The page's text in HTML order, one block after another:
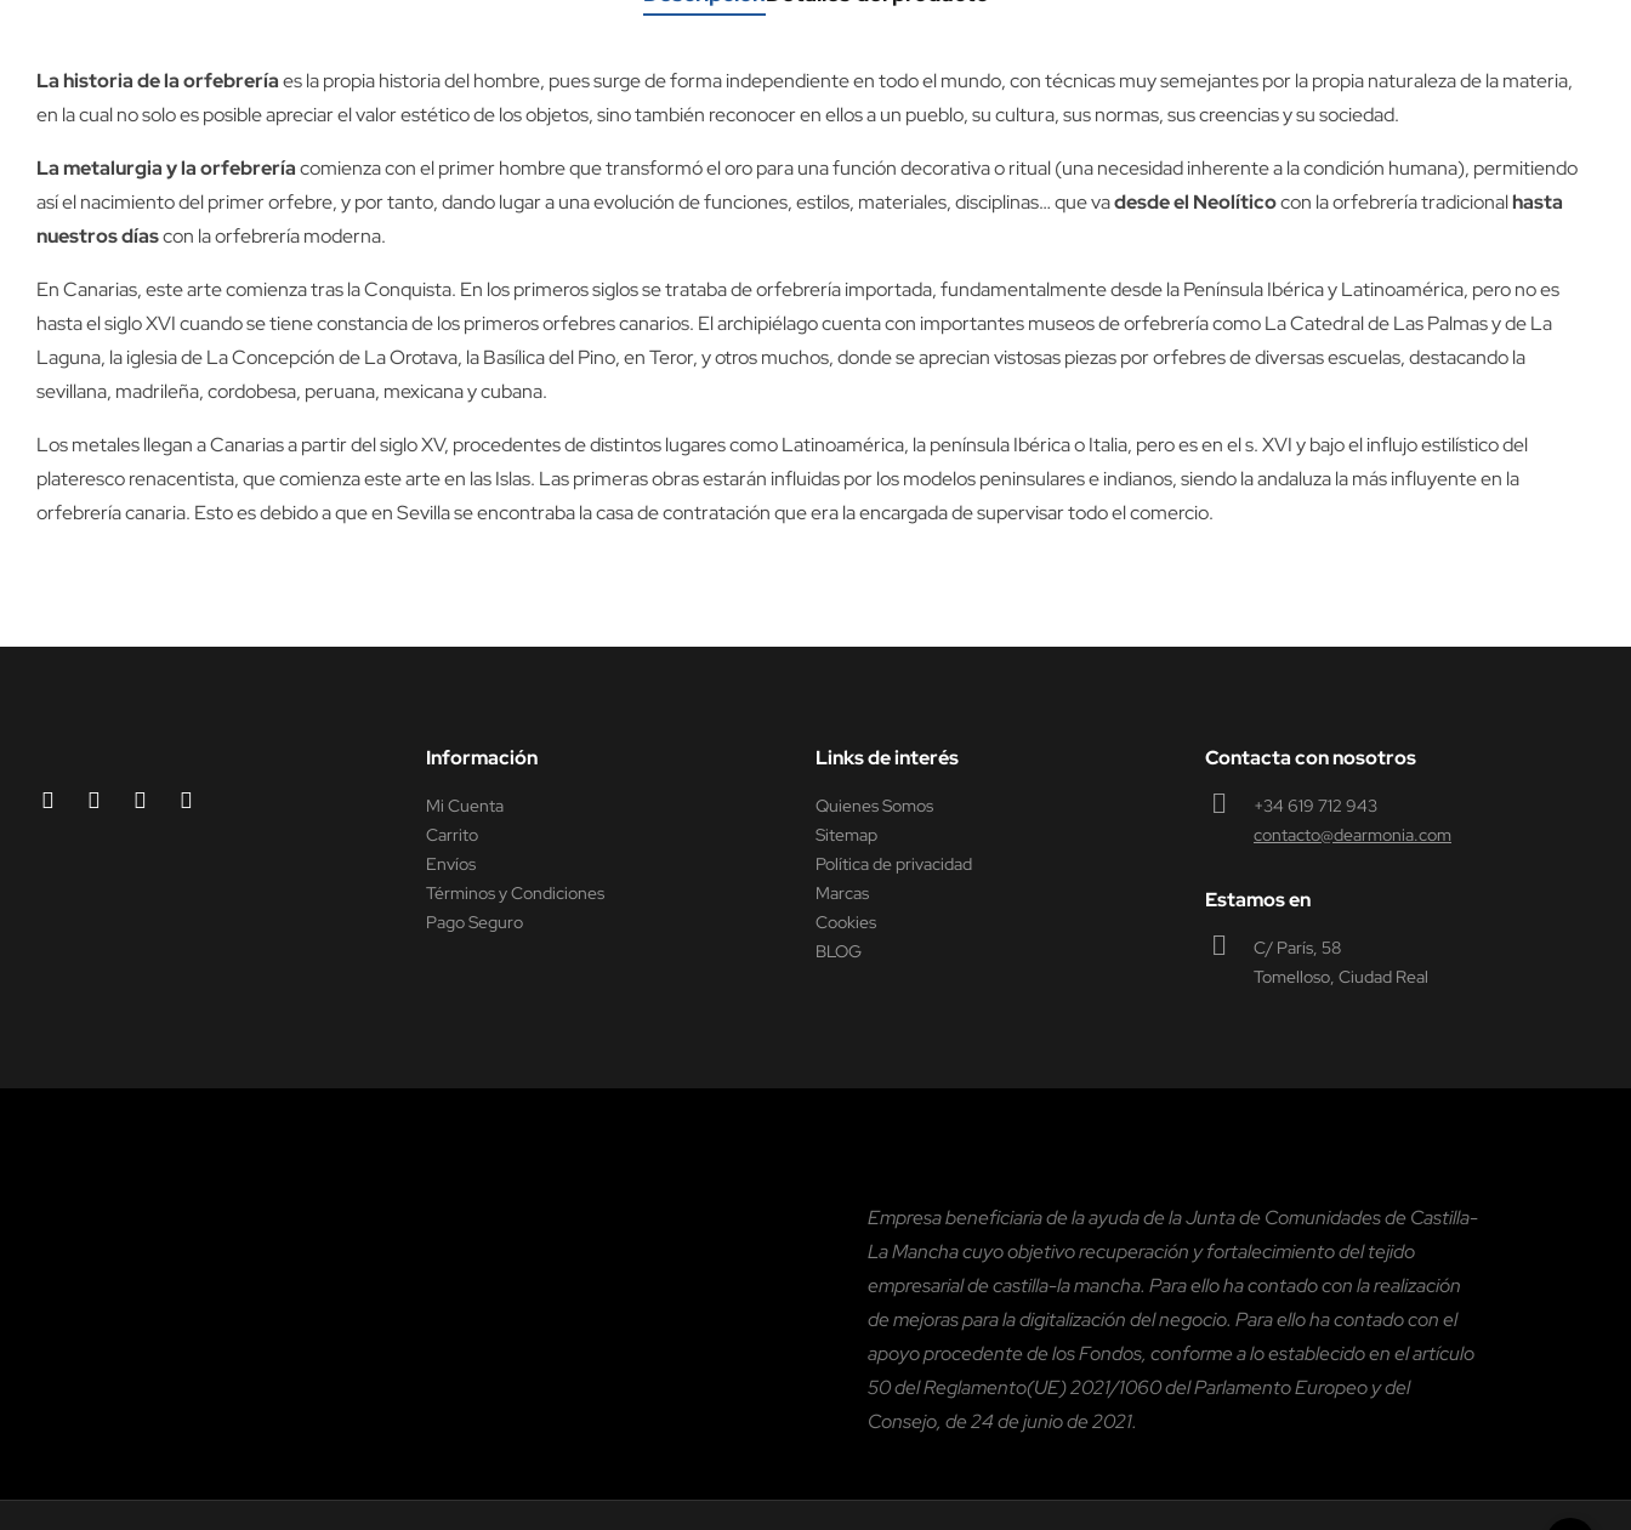
La historia de la orfebreríaes la propia historia del hombre, pues surge de forma independiente en todo el mundo, con técnicas muy semejantes por la propia naturaleza de la materia,
en la cual no solo es posible apreciar el valor estético de los objetos, sino también reconocer en ellos a un pueblo, su cultura, sus normas, sus creencias y su sociedad.
La metalurgia y la orfebreríacomienza con el primer hombre que transformó el oro para una función decorativa o ritual (una necesidad inherente a la condición humana), permitiendo
así el nacimiento del primer orfebre, y por tanto, dando lugar a una evolución de funciones, estilos, materiales, disciplinas… que vadesde el Neolíticocon la orfebrería tradicionalhasta
nuestros díascon la orfebrería moderna.
En Canarias, este arte comienza tras la Conquista. En los primeros siglos se trataba de orfebrería importada, fundamentalmente desde la Península Ibérica y Latinoamérica, pero no es
hasta el siglo XVI cuando se tiene constancia de los primeros orfebres canarios. El archipiélago cuenta con importantes museos de orfebrería como La Catedral de Las Palmas y de La
Laguna, la iglesia de La Concepción de La Orotava, la Basílica del Pino, en Teror, y otros muchos, donde se aprecian vistosas piezas por orfebres de diversas escuelas, destacando la
sevillana, madrileña, cordobesa, peruana, mexicana y cubana.
Los metales llegan a Canarias a partir del siglo XV, procedentes de distintos lugares como Latinoamérica, la península Ibérica o Italia, pero es en el s. XVI y bajo el influjo estilístico del
plateresco renacentista, que comienza este arte en las Islas. Las primeras obras estarán influidas por los modelos peninsulares e indianos, siendo la andaluza la más influyente en la
orfebrería canaria. Esto es debido a que en Sevilla se encontraba la casa de contratación que era la encargada de supervisar todo el comercio.
Información
Mi Cuenta
Carrito
Envíos
Términos y Condiciones
Pago Seguro
Links de interés
Quienes Somos
Sitemap
Política de privacidad
Marcas
Cookies
BLOG
Contacta con nosotros
+34 619 712 943
contacto@dearmonia.com
Estamos en
C/ París, 58
Tomelloso, Ciudad Real
Empresa beneficiaria de la ayuda de la Junta de Comunidades de Castilla-
La Mancha cuyo objetivo recuperación y fortalecimiento del tejido
empresarial de castilla-la mancha. Para ello ha contado con la realización
de mejoras para la digitalización del negocio. Para ello ha contado con el
apoyo procedente de los Fondos, conforme a lo establecido en el artículo
50 del Reglamento(UE) 2021/1060 del Parlamento Europeo y del
Consejo, de 24 de junio de 2021.